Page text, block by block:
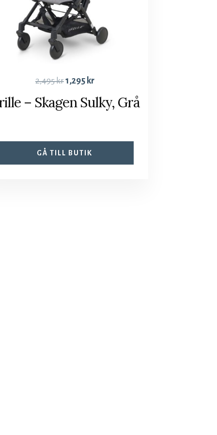
2,495kr1,295 kr
– Skagen Sulky, Grå
GÅ TILL BUTIK